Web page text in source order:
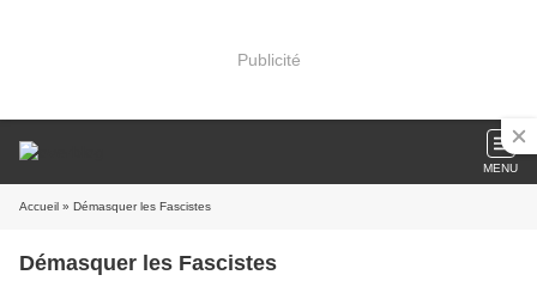
Publicité
MENU
Accueil » Démasquer les Fascistes
Démasquer les Fascistes